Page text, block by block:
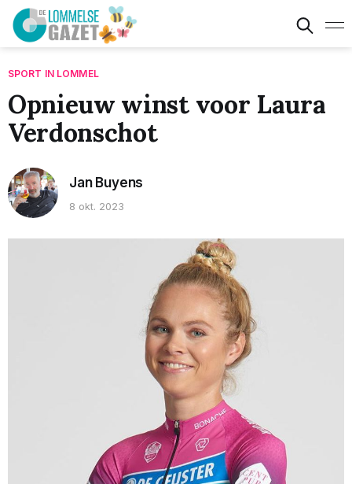
SPORT IN LOMMEL
Opnieuw winst voor Laura
Verdonschot
Jan Buyens
8 okt. 2023